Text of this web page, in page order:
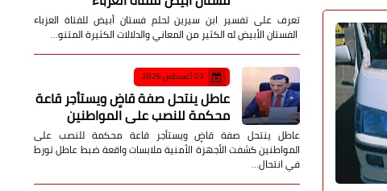
حوادث وقضايا
تعرف على تفسير ابن سيرين لحلم فستان أبيض للفتاة العزباء
الفستان الأبيض له الكثير من المعاني والدلالات الكثيرة المتنو…
03 أغسطس 2026
عاطل ينتحل صفة قاضٍ ويستأجر قاعة
محكمة للنصب على المواطنين
عاطل ينتحل صفة قاضٍ ويستأجر قاعة محكمة للنصب على
المواطنين كشفت الأجهزة الأمنية ملابسات واقعة ضبط عاطل تورط
في انتحال…